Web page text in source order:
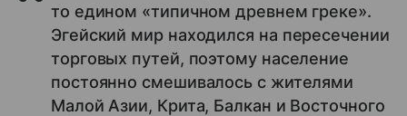
то едином «типичном древнем греке».
Эгейский мир находился на пересечении
торговых путей, поэтому население
постоянно смешивалось с жителями
Малой Азии, Крита, Балкан и Восточного